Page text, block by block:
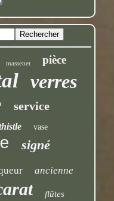
massenet pièce
verres
service
vase
signé
ancienne
flûtes